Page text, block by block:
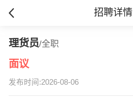
招聘详情
理货员/全职
面议
发布时间:2026-08-06